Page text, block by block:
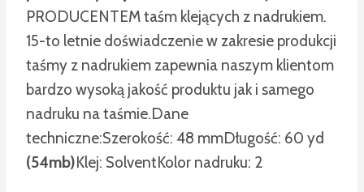
PRODUCENTEM taśm klejących z nadrukiem.
15-to letnie doświadczenie w zakresie produkcji
taśmy z nadrukiem zapewnia naszym klientom
bardzo wysoką jakość produktu jak i samego
nadruku na taśmie.Dane
techniczne:Szerokość: 48 mmDługość: 60 yd
(54mb)Klej: SolventKolor nadruku: 2